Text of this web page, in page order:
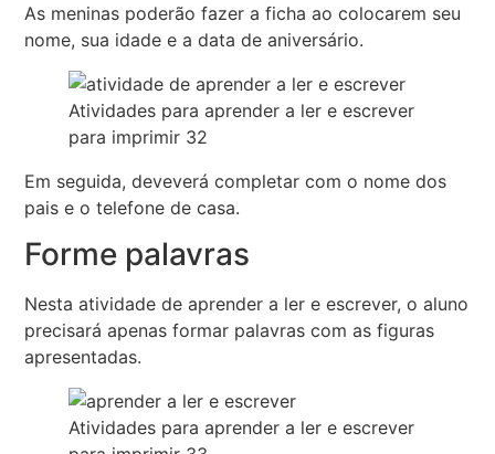
As meninas poderão fazer a ficha ao colocarem seu
nome, sua idade e a data de aniversário.
Atividades para aprender a ler e escrever
para imprimir 32
Em seguida, deveverá completar com o nome dos
pais e o telefone de casa.
Forme palavras
Nesta atividade de aprender a ler e escrever, o aluno
precisará apenas formar palavras com as figuras
apresentadas.
Atividades para aprender a ler e escrever